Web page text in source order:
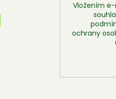
Vložením
ochrany
se